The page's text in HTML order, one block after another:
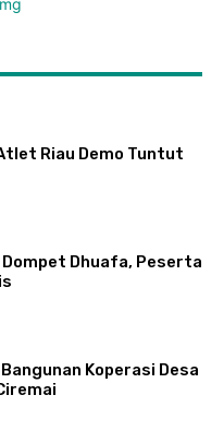
Riau Demo Tuntut
Dhuafa, Peserta
Koperasi Desa